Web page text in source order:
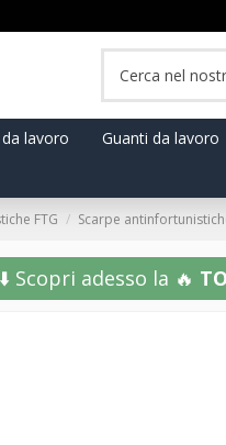
lavoro Guanti da lavoro
FTG Scarpe
⬇️ Scopri adesso la 🔥